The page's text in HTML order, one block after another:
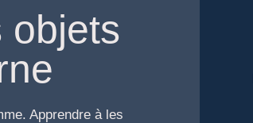
objets
Apprendre à les